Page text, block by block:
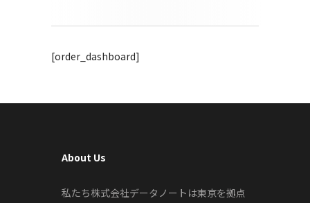
[order_dashboard]
About Us
私たち株式会社データノートは東京を拠点